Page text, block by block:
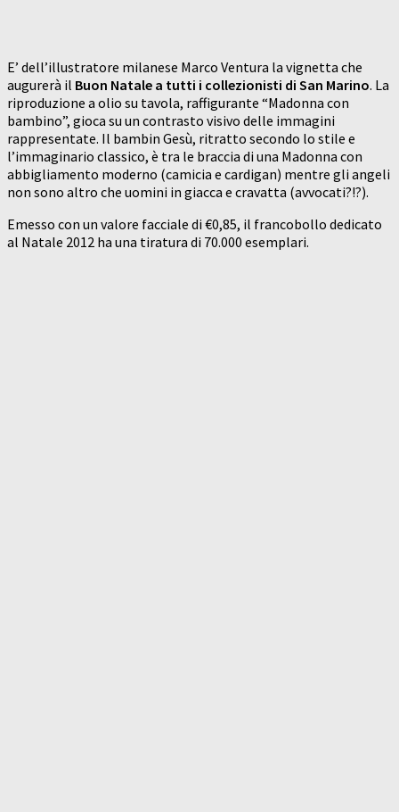
E’ dell’illustratore milanese Marco Ventura la vignetta che
augurerà il Buon Natale a tutti i collezionisti di San Marino. La
riproduzione a olio su tavola, raffigurante “Madonna con
bambino”, gioca su un contrasto visivo delle immagini
rappresentate. Il bambin Gesù, ritratto secondo lo stile e
l’immaginario classico, è tra le braccia di una Madonna con
abbigliamento moderno (camicia e cardigan) mentre gli angeli
non sono altro che uomini in giacca e cravatta (avvocati?!?).
Emesso con un valore facciale di €0,85, il francobollo dedicato
al Natale 2012 ha una tiratura di 70.000 esemplari.